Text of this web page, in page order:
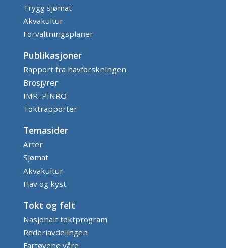
Trygg sjømat
Akvakultur
Forvaltningsplaner
Publikasjoner
Rapport fra havforskningen
Brosjyrer
IMR–PINRO
Toktrapporter
Temasider
Arter
Sjømat
Akvakultur
Hav og kyst
Tokt og felt
Nasjonalt toktprogram
Rederiavdelingen
Fartøyene våre